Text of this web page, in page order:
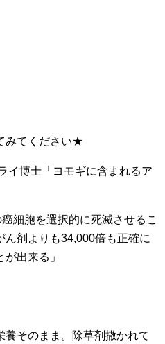
みてください★
イ博士「ヨモギに含まれるア
細胞を選択的に死滅させるこ
ん剤よりも34,000倍も正確に
出来る」
そのまま。除草剤撒かれて